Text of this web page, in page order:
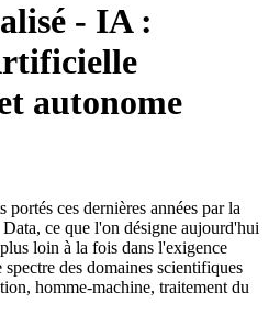
- IA :
autonome
ces dernières années par la
ce que l'on désigne aujourd'hui
loin à la fois dans l'exigence
des domaines scientifiques
homme-machine, traitement du